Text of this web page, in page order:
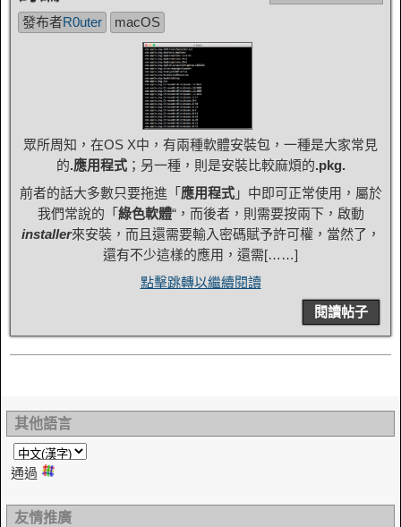
發布者R0uter macOS
眾所周知，在OS X中，有兩種軟體安裝包，一種是大家常見
的.應用程式；另一種，則是安裝比較麻煩的.pkg.
前者的話大多數只要拖進「 應用程式」中即可正常使用，屬於
我們常說的「 綠色軟體“，而後者，則需要按兩下，啟動
installer來安裝，而且還需要輸入密碼賦予許可權，當然了，
還有不少這樣的應用，還需[……]
點擊跳轉以繼續閱讀
閱讀帖子
其他語言
通過
友情推廣